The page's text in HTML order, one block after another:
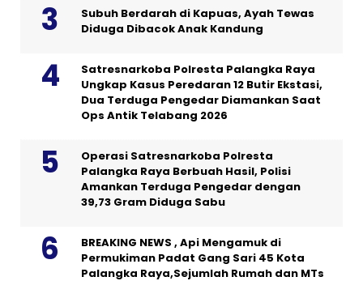
Subuh Berdarah di Kapuas, Ayah Tewas
Diduga Dibacok Anak Kandung
Satresnarkoba Polresta Palangka Raya
Ungkap Kasus Peredaran 12 Butir Ekstasi,
Dua Terduga Pengedar Diamankan Saat
Ops Antik Telabang 2026
Operasi Satresnarkoba Polresta
Palangka Raya Berbuah Hasil, Polisi
Amankan Terduga Pengedar dengan
39,73 Gram Diduga Sabu
BREAKING NEWS , Api Mengamuk di
Permukiman Padat Gang Sari 45 Kota
Palangka Raya,Sejumlah Rumah dan MTs